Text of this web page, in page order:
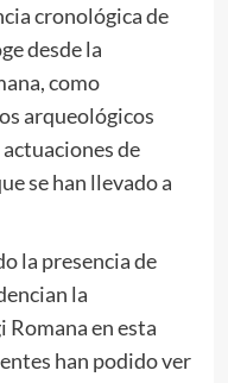
cronológica de
desde la
como
arqueológicos
de
se han llevado a
la presencia de
la
en esta
han podido ver